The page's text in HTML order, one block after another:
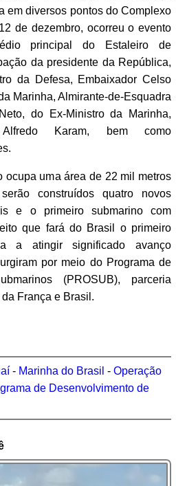
em diversos pontos do Complexo
de dezembro, ocorreu o evento
principal do Estaleiro de
da presidente da República,
da Defesa, Embaixador Celso
Marinha, Almirante-de-Esquadra
do Ex-Ministro da Marinha,
Alfredo Karam, bem como
ocupa uma área de 22 mil metros
construídos quatro novos
e o primeiro submarino com
que fará do Brasil o primeiro
a atingir significado avanço
por meio do Programa de
(PROSUB), parceria
França e Brasil.
- Marinha do Brasil - Operação
de Desenvolvimento de